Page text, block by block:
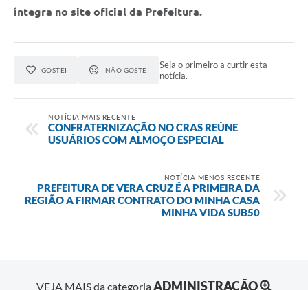
íntegra no site oficial da Prefeitura.
GOSTEI NÃO GOSTEI
Seja o primeiro a curtir esta
notícia.
NOTÍCIA MAIS RECENTE
CONFRATERNIZAÇÃO NO CRAS REÚNE
USUÁRIOS COM ALMOÇO ESPECIAL
NOTÍCIA MENOS RECENTE
PREFEITURA DE VERA CRUZ É A PRIMEIRA DA
REGIÃO A FIRMAR CONTRATO DO MINHA CASA
MINHA VIDA SUB50
VEJA MAIS da categoriaADMINISTRAÇÃO